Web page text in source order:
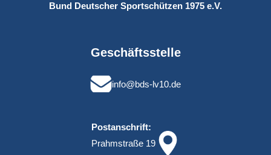
Bund Deutscher Sportschützen 1975 e.V.
Geschäftsstelle
info@bds-lv10.de
Postanschrift:
Prahmstraße 19